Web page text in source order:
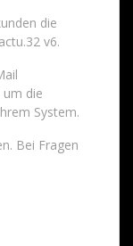
die
v6.
die
System.
Bei Fragen